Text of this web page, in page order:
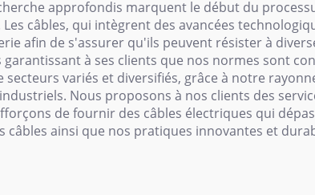
approfondis marquent le début du
câbles, qui intègrent des avancées
afin de s'assurer qu'ils peuvent résister à
à ses clients que nos normes sont
variés et diversifiés, grâce à notre
Nous proposons à nos clients des
de fournir des câbles électriques qui
câbles ainsi que nos pratiques innovantes et